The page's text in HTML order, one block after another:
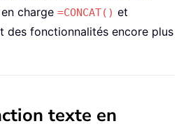
charge =CONCAT() et
des fonctionnalités encore plus
texte en